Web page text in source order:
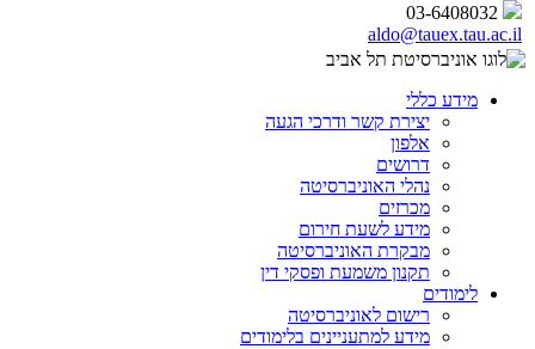
aldo@tauex.tau.ac.il
מידע כללי
יצירת קשר ודרכי הגעה
אלפון
דרושים
נהלי האוניברסיטה
מכרזים
מידע לשעת חירום
מבקרת האוניברסיטה
תקנון משמעת ופסקי דין
לימודים
רישום לאוניברסיטה
מידע למתעניינים בלימודים